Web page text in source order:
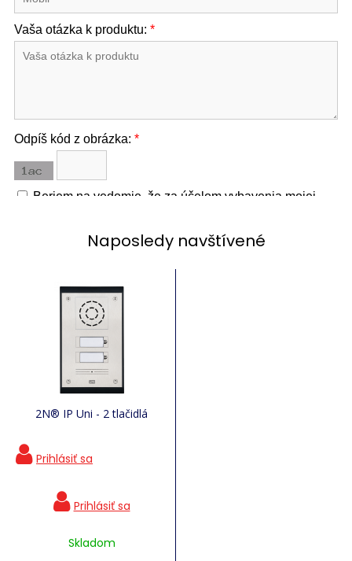
Naposledy navštívené
2N® IP Uni - 2 tlačidlá
Skladom